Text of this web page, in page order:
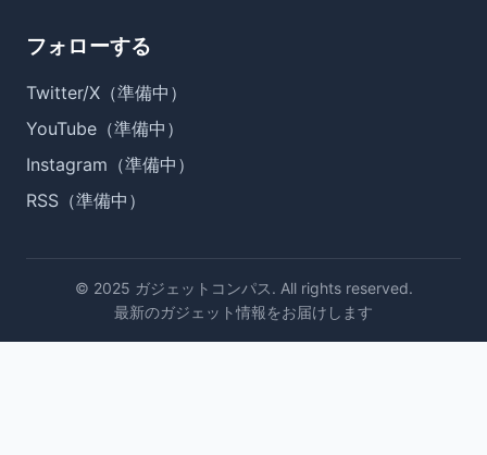
フォローする
Twitter/X（準備中）
YouTube（準備中）
Instagram（準備中）
RSS（準備中）
© 2025 ガジェットコンパス. All rights reserved.
最新のガジェット情報をお届けします